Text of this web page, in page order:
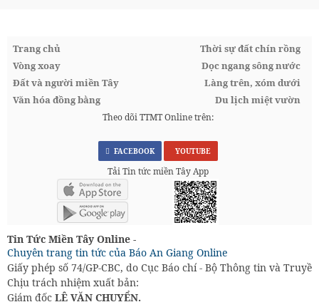
Trang chủ
Thời sự đất chín rồng
Vòng xoay
Dọc ngang sông nước
Đất và người miền Tây
Làng trên, xóm dưới
Văn hóa đồng bằng
Du lịch miệt vườn
Theo dõi TTMT Online trên:
FACEBOOK YOUTUBE
Tải Tin tức miền Tây App
Tin Tức Miền Tây Online -
Chuyên trang tin tức của Báo An Giang Online
Giấy phép số 74/GP-CBC, do Cục Báo chí - Bộ Thông tin và
Chịu trách nhiệm xuất bản:
Giám đốc LÊ VĂN CHUYỂN.